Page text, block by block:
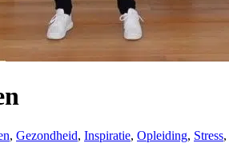
, Gezondheid, Inspiratie, Opleiding, Stress,